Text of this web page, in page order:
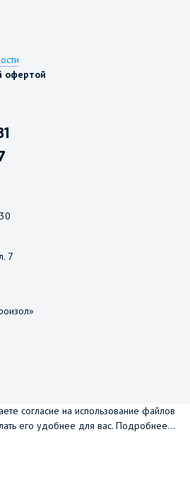
офертой
7
согласие на использование файлов
его удобнее для вас. Подробнее...